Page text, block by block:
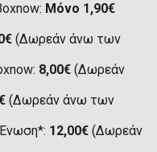
Μόνο 1,90€
(Δωρεάν άνω των
8,00€ (Δωρεάν
(Δωρεάν άνω των
12,00€ (Δωρεάν